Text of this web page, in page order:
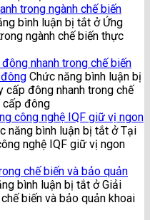
trong ngành chế biến
bình luận bị tắt ở Ứng
ngành chế biến thực
nhanh trong chế biến
Chức năng bình luận bị
cấp đông nhanh trong chế
cấp đông
công nghệ IQF giữ vị ngon
năng bình luận bị tắt ở Tại
nghệ IQF giữ vị ngon
chế biến và bảo quản
bình luận bị tắt ở Giải
biến và bảo quản khoai